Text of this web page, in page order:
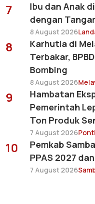
7
Ibu dan Anak
dengan
8 August 2026
8
Karhutla di
Terbakar,
Bombing
8 August 2026
9
Hambatan
Pemerintah
Ton Produk
7 August 2026
10
Pemkab
PPAS 2027
7 August 2026